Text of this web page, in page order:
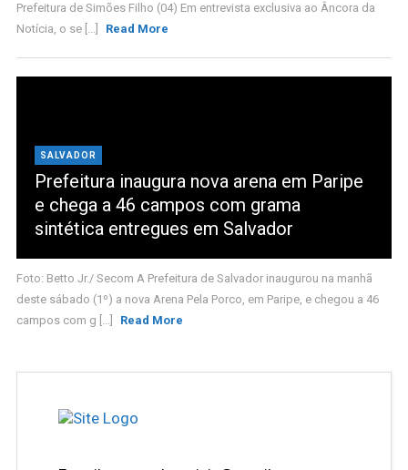
Prefeitura de Simões Filho (04) Em entrevista exclusiva ao Âncora da
Notícia, o se [...]
Read More
SALVADOR
Prefeitura inaugura nova arena em Paripe
e chega a 46 campos com grama
sintética entregues em Salvador
Foto: Betto Jr./ Secom A Prefeitura de Salvador inaugurou na manhã
deste sábado (1º) a nova Arena Pela Porco, em Paripe, e chegou a 46
campos com g [...]
Read More